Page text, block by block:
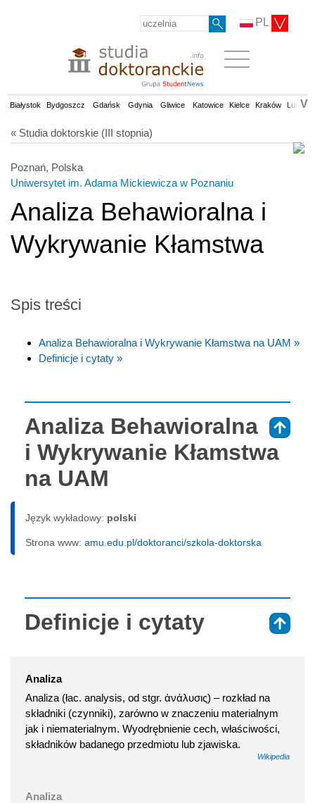
PL
Białystok Bydgoszcz Gdańsk Gdynia Gliwice Katowice Kielce Kraków Lublin
V
« Studia doktorskie (III stopnia)
Poznań, Polska
Uniwersytet im. Adama Mickiewicza w Poznaniu
Analiza Behawioralna i
Wykrywanie Kłamstwa
Spis treści
Analiza Behawioralna i Wykrywanie Kłamstwa na UAM »
Definicje i cytaty »
Analiza Behawioralna
i Wykrywanie Kłamstwa
na UAM
Język wykładowy: polski
Strona www: amu.edu.pl/doktoranci/szkola-doktorska
Definicje i cytaty
Analiza
Analiza (łac. analysis, od stgr. ἀνάλυσις) – rozkład na
składniki (czynniki), zarówno w znaczeniu materialnym
jak i niematerialnym. Wyodrębnienie cech, właściwości,
składników badanego przedmiotu lub zjawiska.
Wikipedia
Analiza